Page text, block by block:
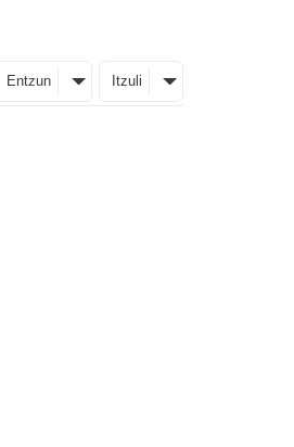
Entzun Itzuli